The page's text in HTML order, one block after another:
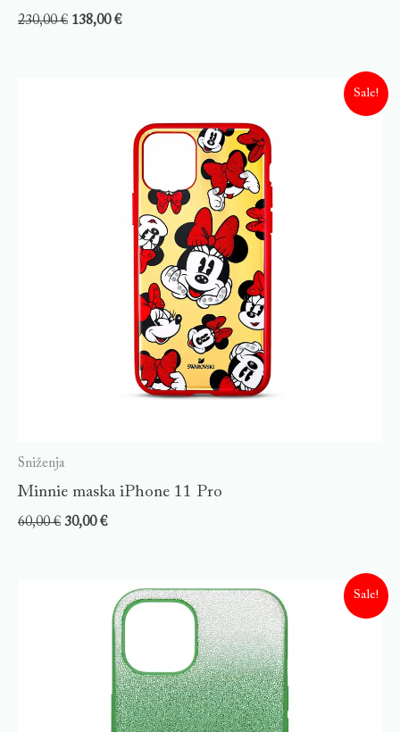
230,00€ 138,00€
Sale!
Sniženja
Minnie maska iPhone 11 Pro
60,00€ 30,00€
Sale!